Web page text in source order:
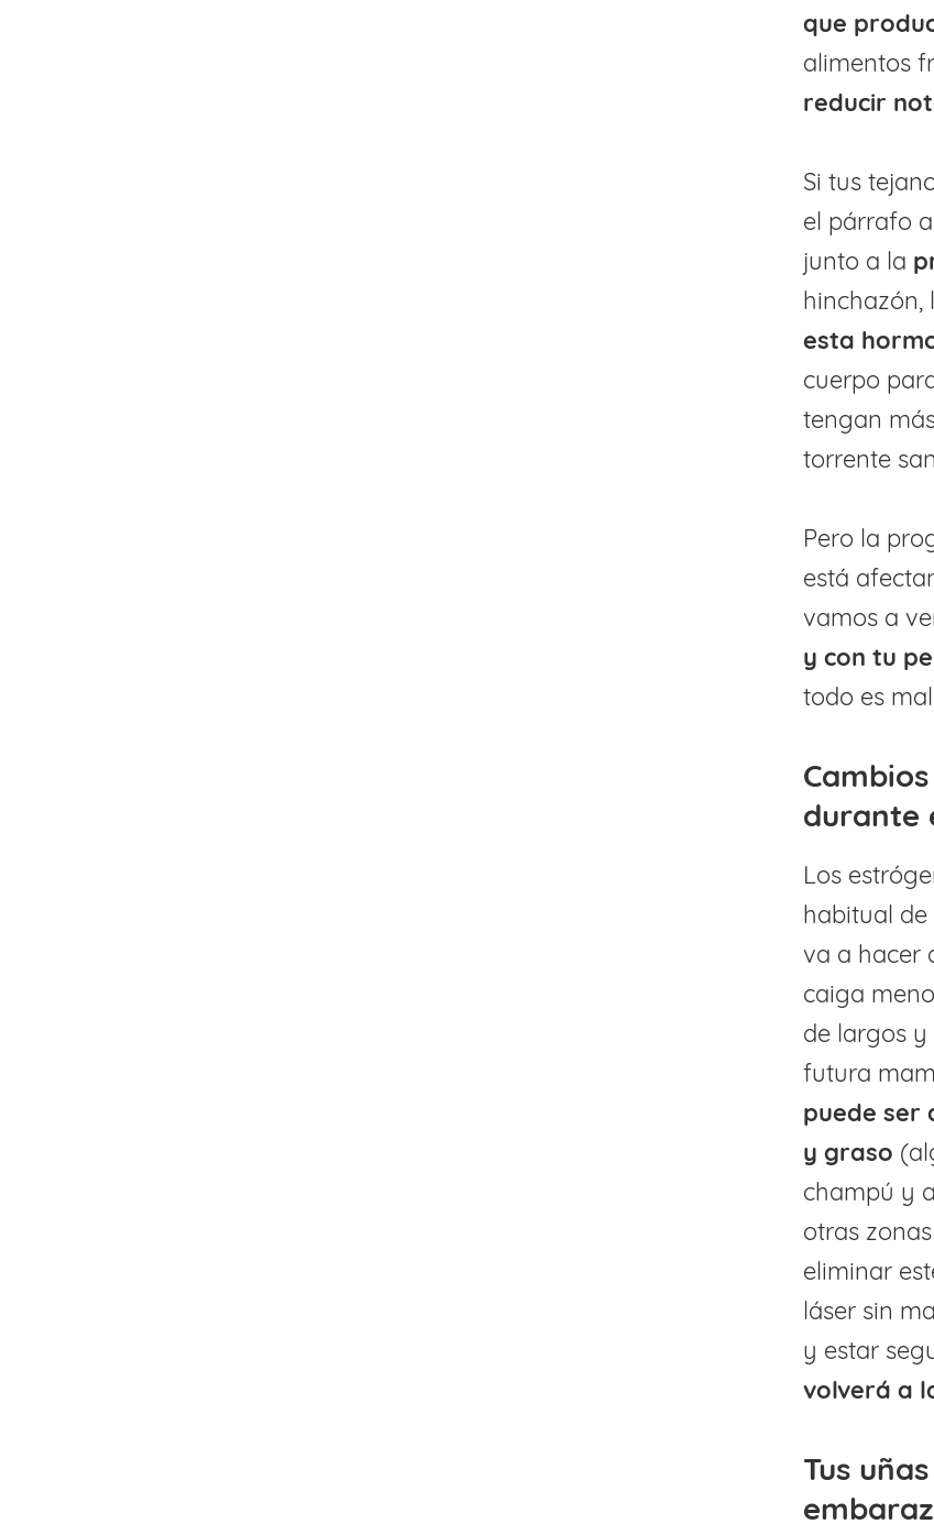
que
alimentos
reducir
Si tus
el párrafo
junto a la
hinchazón,
esta
cuerpo
tengan
torrente
Pero la
está
vamos a
y con tu
todo es
durante
Los
habitual
va a hacer
caiga
de largos
futura
puede ser
y graso
champú y
otras
eliminar
láser sin
y estar
volverá a
Tus